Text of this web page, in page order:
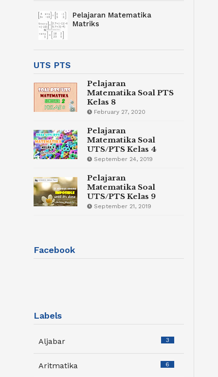
Pelajaran Matematika
Matriks
UTS PTS
Pelajaran
Matematika Soal PTS
Kelas 8
February 27, 2020
Pelajaran
Matematika Soal
UTS/PTS Kelas 4
September 24, 2019
Pelajaran
Matematika Soal
UTS/PTS Kelas 9
September 21, 2019
Facebook
Labels
Aljabar 3
Aritmatika 6